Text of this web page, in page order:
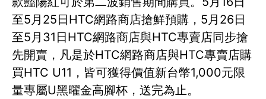
至5月25日HTC網路商店搶鮮預購，5月26日
至5月31日HTC網路商店與HTC專賣店同步搶
先開賣，凡是於HTC網路商店與HTC專賣店購
買HTC U11，皆可獲得價值新台幣1,000元限
量專屬U黑曜金高腳杯，送完為止。